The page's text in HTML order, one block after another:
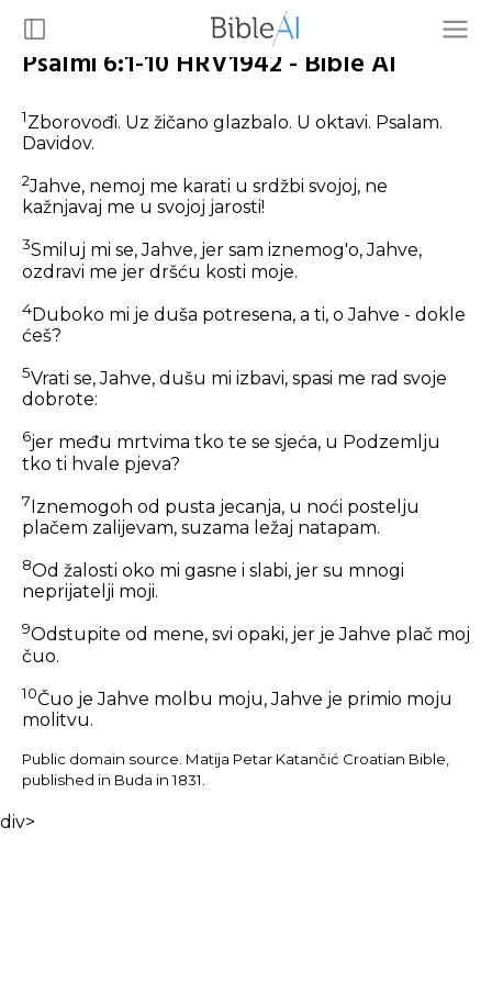
Psalmi 6:1-10 HRV1942 - Bible AI
1Zborovođi. Uz žičano glazbalo. U oktavi. Psalam.
Davidov.
2Jahve, nemoj me karati u srdžbi svojoj, ne
kažnjavaj me u svojoj jarosti!
3Smiluj mi se, Jahve, jer sam iznemog'o, Jahve,
ozdravi me jer dršću kosti moje.
4Duboko mi je duša potresena, a ti, o Jahve - dokle
ćeš?
5Vrati se, Jahve, dušu mi izbavi, spasi me rad svoje
dobrote:
6jer među mrtvima tko te se sjeća, u Podzemlju
tko ti hvale pjeva?
7Iznemogoh od pusta jecanja, u noći postelju
plačem zalijevam, suzama ležaj natapam.
8Od žalosti oko mi gasne i slabi, jer su mnogi
neprijatelji moji.
9Odstupite od mene, svi opaki, jer je Jahve plač moj
čuo.
10Čuo je Jahve molbu moju, Jahve je primio moju
molitvu.
Public domain source. Matija Petar Katančić Croatian Bible,
published in Buda in 1831.
div>